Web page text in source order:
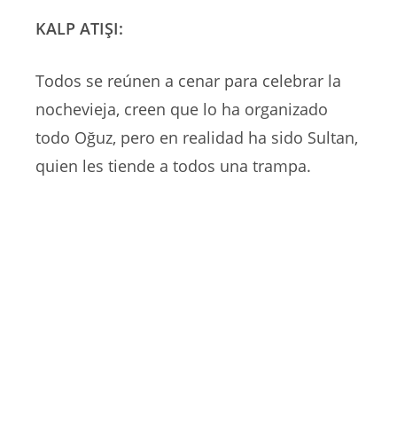
KALP ATIŞI:
Todos se reúnen a cenar para celebrar la
nochevieja, creen que lo ha organizado
todo Oğuz, pero en realidad ha sido Sultan,
quien les tiende a todos una trampa.